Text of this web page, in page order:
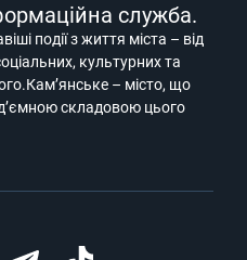
служба.
події з життя міста – від
культурних та
– місто, що
складовою цього